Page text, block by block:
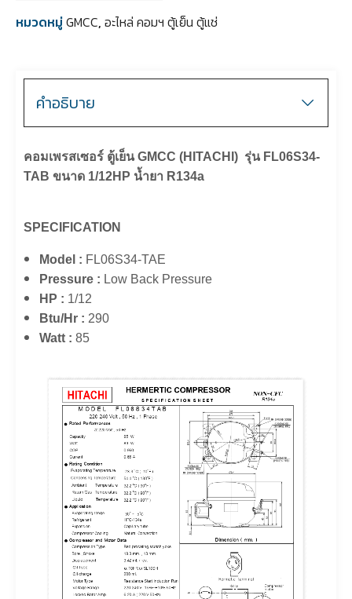
หมวดหมู่GMCC, อะไหล่ คอมฯ ตู้เย็น ตู้แช่
คำอธิบาย
คอมเพรสเซอร์ ตู้เย็น GMCC (HITACHI) รุ่น FL06S34-
TAB ขนาด 1/12HP น้ำยา R134a
SPECIFICATION
Model : FL06S34-TAE
Pressure : Low Back Pressure
HP : 1/12
Btu/Hr : 290
Watt : 85